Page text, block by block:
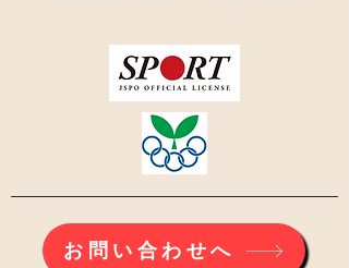
お問い合わせへ